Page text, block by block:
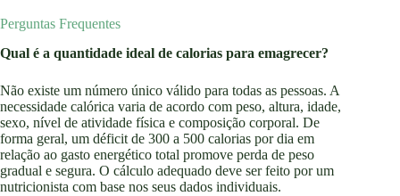
Perguntas Frequentes
Qual é a quantidade ideal de calorias para emagrecer?
Não existe um número único válido para todas as pessoas. A
necessidade calórica varia de acordo com peso, altura, idade,
sexo, nível de atividade física e composição corporal. De
forma geral, um déficit de 300 a 500 calorias por dia em
relação ao gasto energético total promove perda de peso
gradual e segura. O cálculo adequado deve ser feito por um
nutricionista com base nos seus dados individuais.